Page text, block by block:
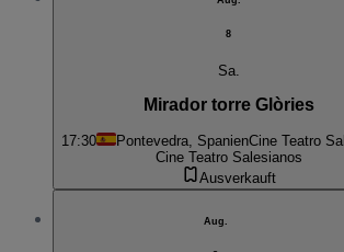
8
Sa.
Mirador torre Glòries
17:30 Pontevedra, SpanienCine Teatro
Cine Teatro Salesianos
Ausverkauft
Aug.